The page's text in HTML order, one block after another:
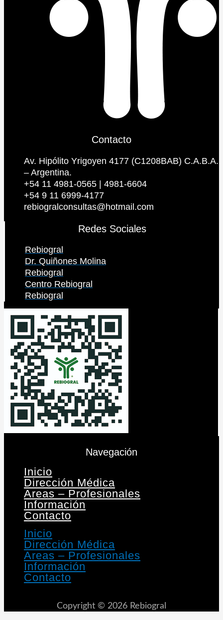
Contacto
Av. Hipólito Yrigoyen 4177 (C1208BAB) C.A.B.A.
– Argentina.
+54 11 4981-0565 | 4981-6604
+54 9 11 6999-4177
rebiogralconsultas@hotmail.com
Redes Sociales
Rebiogral
Dr. Quiñones Molina
Rebiogral
Centro Rebiogral
Rebiogral
Navegación
Inicio
Dirección Médica
Areas – Profesionales
Información
Contacto
Inicio
Dirección Médica
Areas – Profesionales
Información
Contacto
Copyright © 2026 Rebiogral